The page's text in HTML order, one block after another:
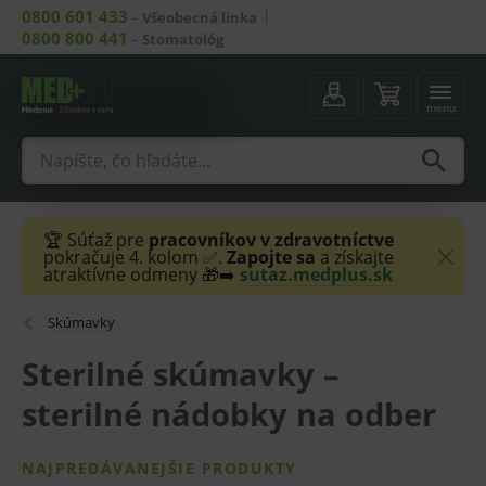
0800 601 433 – Všeobecná linka
0800 800 441 – Stomatológ
menu
🏆 Súťaž pre pracovníkov v zdravotníctve
pokračuje 4. kolom ✅. Zapojte sa a získajte
atraktívne odmeny 🎁➡️ sutaz.medplus.sk
Skúmavky
Sterilné skúmavky –
sterilné nádobky na odber